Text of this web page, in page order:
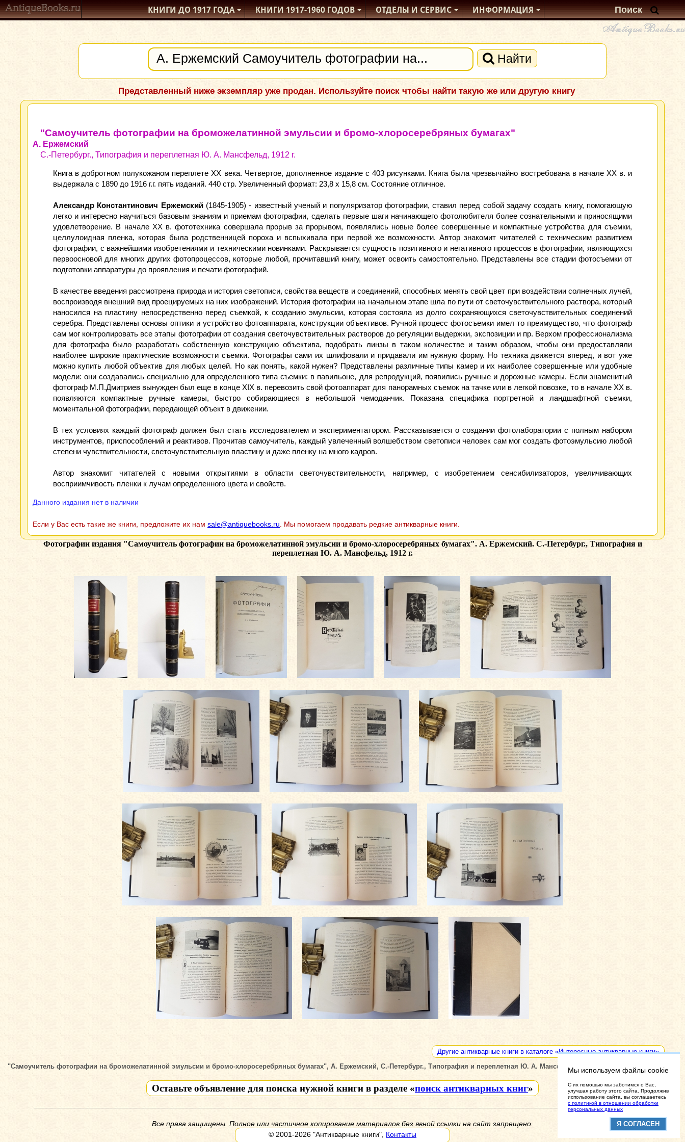
КНИГИ ДО 1917ГОДА КНИГИ1917-1960ГОДОВ ОТДЕЛЫИ СЕРВИС ИНФОРМАЦИЯ
Найти
Представленный ниже экземпляр уже продан. Используйте поиск чтобы найти такую же или другую книгу
"Самоучитель фотографии на броможелатинной эмульсии и бромо-хлоросеребряных бумагах"
А. Ержемский
С.-Петербург., Типография и переплетная Ю. А. Мансфельд, 1912 г.
Книга в добротном полукожаном переплете XX века. Четвертое, дополненное издание с 403 рисунками. Книга была чрезвычайно востребована в начале ХХ в. и
выдержала с 1890 до 1916 г.г. пять изданий. 440 стр. Увеличенный формат: 23,8 х 15,8 см. Состояние отличное.
Александр Константинович Ержемский(1845-1905) - известный ученый и популяризатор фотографии, ставил перед собой задачу создать книгу, помогающую
легко и интересно научиться базовым знаниям и приемам фотографии, сделать первые шаги начинающего фотолюбителя более сознательными и приносящими
удовлетворение. В начале ХХ в. фототехника совершала прорыв за прорывом, появлялись новые более совершенные и компактные устройства для съемки,
целлулоидная пленка, которая была родственницей пороха и вспыхивала при первой же возможности. Автор знакомит читателей с техническим развитием
фотографии, с важнейшими изобретениями и техническими новинками. Раскрывается сущность позитивного и негативного процессов в фотографии, являющихся
первоосновой для многих других фотопроцессов, которые любой, прочитавший книгу, может освоить самостоятельно. Представлены все стадии фотосъемки от
подготовки аппаратуры до проявления и печати фотографий.
В качестве введения рассмотрена природа и история светописи, свойства веществ и соединений, способных менять свой цвет при воздействии солнечных лучей,
воспроизводя внешний вид проецируемых на них изображений. История фотографии на начальном этапе шла по пути от светочувствительного раствора, который
наносился на пластину непосредственно перед съемкой, к созданию эмульсии, которая состояла из долго сохраняющихся светочувствительных соединений
серебра. Представлены основы оптики и устройство фотоаппарата, конструкции объективов. Ручной процесс фотосъемки имел то преимущество, что фотограф
сам мог контролировать все этапы фотографии от создания светочувствительных растворов до регуляции выдержки, экспозиции и пр. Верхом профессионализма
для фотографа было разработать собственную конструкцию объектива, подобрать линзы в таком количестве и таким образом, чтобы они предоставляли
наиболее широкие практические возможности съемки. Фотографы сами их шлифовали и придавали им нужную форму. Но техника движется вперед, и вот уже
можно купить любой объектив для любых целей. Но как понять, какой нужен? Представлены различные типы камер и их наиболее совершенные или удобные
модели: они создавались специально для определенного типа съемки: в павильоне, для репродукций, появились ручные и дорожные камеры. Если знаменитый
фотограф М.П.Дмитриев вынужден был еще в конце XIX в. перевозить свой фотоаппарат для панорамных съемок на тачке или в легкой повозке, то в начале ХХ в.
появляются компактные ручные камеры, быстро собирающиеся в небольшой чемоданчик. Показана специфика портретной и ландшафтной съемки,
моментальной фотографии, передающей объект в движении.
В тех условиях каждый фотограф должен был стать исследователем и экспериментатором. Рассказывается о создании фотолаборатории с полным набором
инструментов, приспособлений и реактивов. Прочитав самоучитель, каждый увлеченный волшебством светописи человек сам мог создать фотоэмульсию любой
степени чувствительности, светочувствительную пластину и даже пленку на много кадров.
Автор знакомит читателей с новыми открытиями в области светочувствительности, например, с изобретением сенсибилизаторов, увеличивающих
восприимчивость пленки к лучам определенного цвета и свойств.
Данного издания нет в наличии
Если у Вас есть такие же книги, предложите их нам sale@antiquebooks.ru . Мы помогаем продавать редкие антикварные книги.
Фотографии издания "Самоучитель фотографии на броможелатинной эмульсии и бромо-хлоросеребряных бумагах". А. Ержемский. С.-Петербург., Типография и
переплетная Ю. А. Мансфельд, 1912 г.
Другие антикварные книги в каталоге «Интересные антикварные книги»
"Самоучитель фотографии на броможелатинной эмульсии и бромо-хлоросеребряных бумагах", А. Ержемский, С.-Петербург., Типография и переплетная Ю. А. Мансфельд, 1912 г.
Оставьте объявление для поиска нужной книги в разделе «поиск антикварных книг»
Все права защищены. Полное или частичное копирование материалов без явной ссылки на сайт запрещено.
© 2001-2026 "Антикварные книги", Контакты
Мы используем файлы cookie
C их помощью мы заботимся о Вас,
улучшая работу этого сайта. Продолжив
использование сайта, вы соглашаетесь
с политикой в отношении обработки
персональных данных
Я СОГЛАСЕН